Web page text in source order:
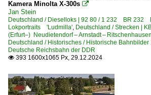
6 111 BR 111 Lokportraits
6 114 BR 114.0 ex 112.0
6 115 BR 115 DB Fernverkehr
6 139 BR 139 E 40.11
6 140 BR 140 E 40
6 140 BR 140 E 40 Lokportraits
6 143 BR 143 DR 243
Kamera Minolta X-300s 
Jan Stein
Deutschland / Dieselloks | 92 80 / 1 232 BR 232
Lokportraits 'Ludmilla', Deutschland / Strecken |
(Erfurt–) Neudietendorf – Arnstadt –
Deutschland / Historisches / Historische
Deutsche Reichsbahn der DDR
 393 1600x1065 Px, 29.12.2024